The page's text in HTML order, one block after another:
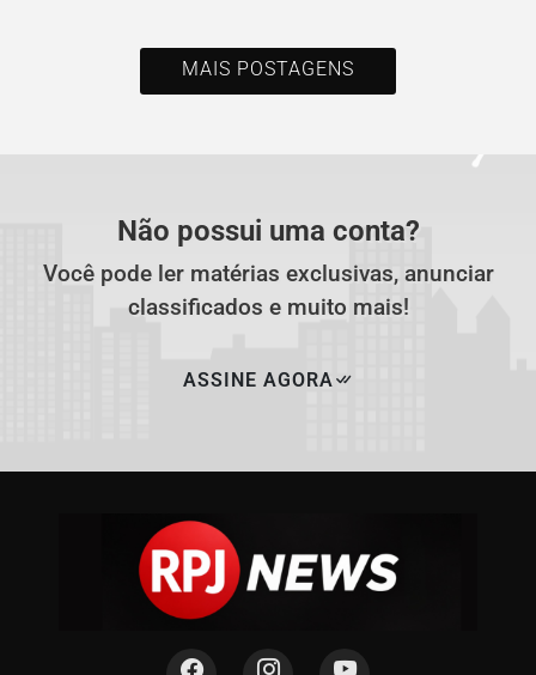
MAIS POSTAGENS
Não possui uma conta?
Você pode ler matérias exclusivas, anunciar
classificados e muito mais!
ASSINE AGORA